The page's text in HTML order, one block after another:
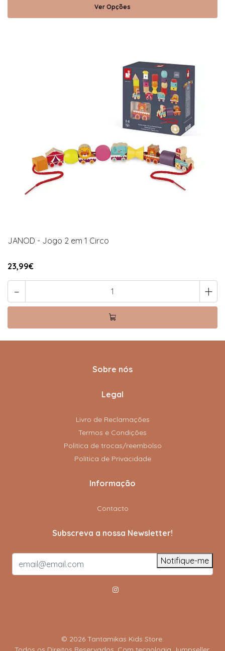
Ver Opções
JANOD - Jogo 2 em 1 Circo
23,99€
- +
Sobre nós
Legal
Livro de Reclamações
Termos e Condições
Politica de trocas/reembolso
Política de Privacidade
Informação
Contacto
Subscreva a nossa Newsletter!
Notifique-me
© 2026 Tantamikas Kids Store.